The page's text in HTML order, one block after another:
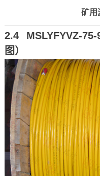
矿用
2.4 MSLYFYVZ-
图）